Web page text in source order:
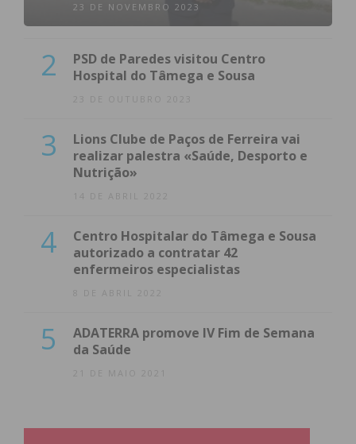
23 DE NOVEMBRO 2023
2
PSD de Paredes visitou Centro
Hospital do Tâmega e Sousa
23 DE OUTUBRO 2023
3
Lions Clube de Paços de Ferreira vai
realizar palestra «Saúde, Desporto e
Nutrição»
14 DE ABRIL 2022
4
Centro Hospitalar do Tâmega e Sousa
autorizado a contratar 42
enfermeiros especialistas
8 DE ABRIL 2022
5
ADATERRA promove IV Fim de Semana
da Saúde
21 DE MAIO 2021